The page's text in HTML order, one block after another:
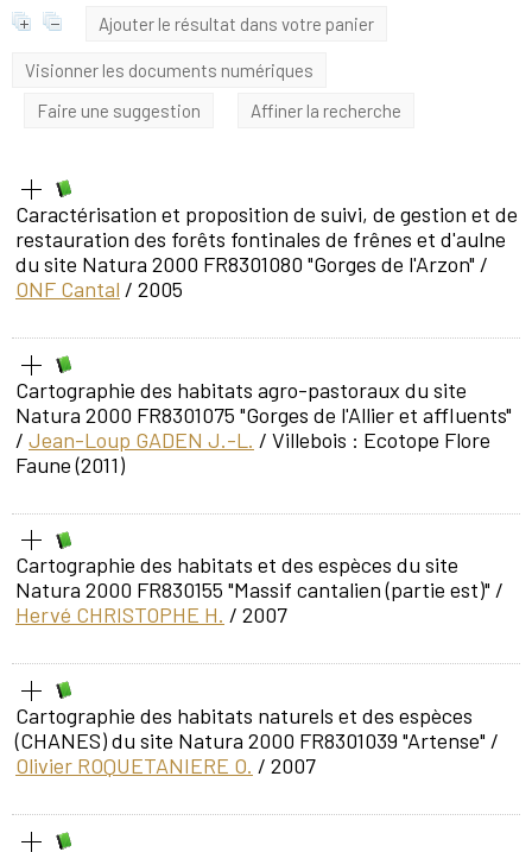
Ajouter le résultat dans votre panier
Visionner les documents numériques
Faire une suggestion
Affiner la recherche
Caractérisation et proposition de suivi, de gestion et de
restauration des forêts fontinales de frênes et d'aulne
du site Natura 2000 FR8301080 "Gorges de l'Arzon" /
ONF Cantal / 2005
Cartographie des habitats agro-pastoraux du site
Natura 2000 FR8301075 "Gorges de l'Allier et affluents"
/ Jean-Loup GADEN J.-L. / Villebois : Ecotope Flore
Faune (2011)
Cartographie des habitats et des espèces du site
Natura 2000 FR830155 "Massif cantalien (partie est)" /
Hervé CHRISTOPHE H. / 2007
Cartographie des habitats naturels et des espèces
(CHANES) du site Natura 2000 FR8301039 "Artense" /
Olivier ROQUETANIERE O. / 2007